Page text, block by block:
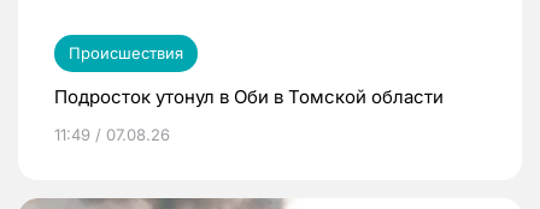
Происшествия
Подросток утонул в Оби в Томской области
11:49 / 07.08.26